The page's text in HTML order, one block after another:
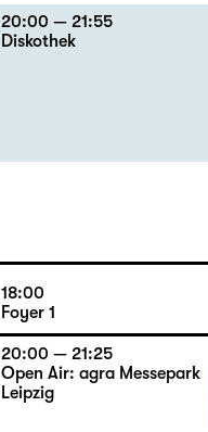
20:00 — 21:55
Diskothek
18:00
Foyer 1
20:00 — 21:25
Open Air: agra Messepark
Leipzig